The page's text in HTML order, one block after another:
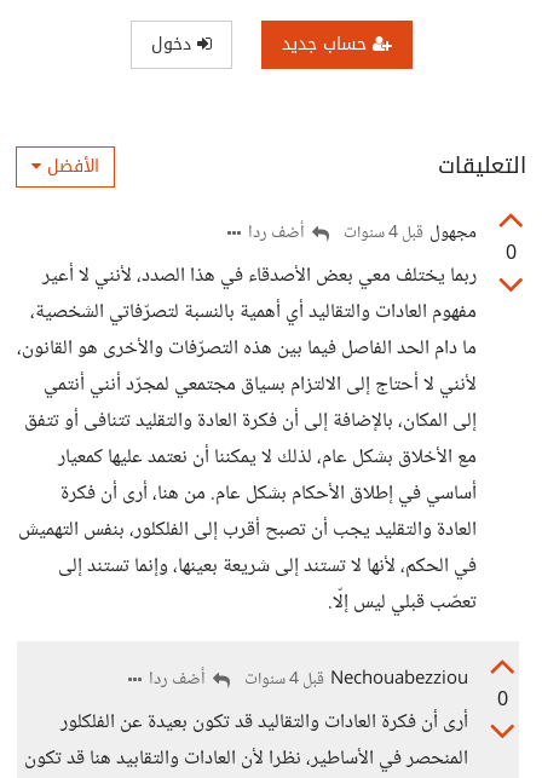
حساب جديد دخول
التعليقات الأفضل
0
مجهول قبل 4 سنوات أضف ردا
ربما يختلف معي بعض الأصدقاء في هذا الصدد، لأنني لا أعير
مفهوم العادات والتقاليد أي أهمية بالنسبة لتصرّفاتي الشخصية،
ما دام الحد الفاصل فيما بين هذه التصرّفات والأخرى هو القانون،
لأنني لا أحتاج إلى الالتزام بسياق مجتمعي لمجرّد أنني أنتمي
إلى المكان، بالإضافة إلى أن فكرة العادة والتقليد تتنافى أو تتفق
مع الأخلاق بشكل عام، لذلك لا يمكننا أن نعتمد عليها كمعيار
أساسي في إطلاق الأحكام بشكل عام. من هنا، أرى أن فكرة
العادة والتقليد يجب أن تصبح أقرب إلى الفلكلور، بنفس التهميش
في الحكم، لأنها لا تستند إلى شريعة بعينها، وإنما تستند إلى
تعصّب قبلي ليس إلّا.
0
Nechouabezziou قبل 4 سنوات أضف ردا
أرى أن فكرة العادات والتقاليد قد تكون بعيدة عن الفلكلور
المنحصر في الأساطير، نظرا لأن العادات والتقابيد هنا قد تكون